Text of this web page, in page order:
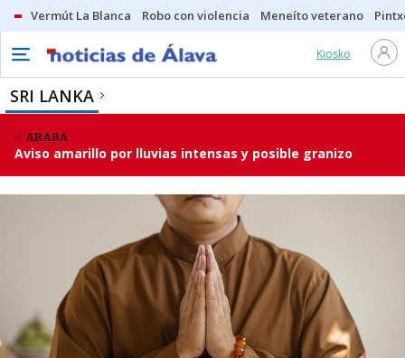
Vermút La Blanca Robo con violencia Meneíto veterano
Kiosko
SRI LANKA
ARABA
Aviso amarillo por lluvias intensas y posible granizo